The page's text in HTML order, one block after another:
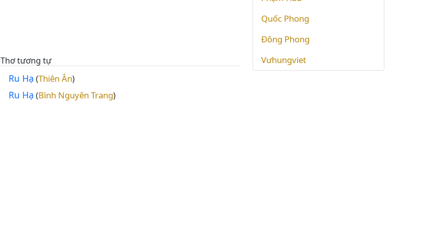
Thơ tương tự
Ru Hạ (Thiên Ân)
Ru Hạ (Bình Nguyên Trang)
Quốc Phong
Đông Phong
Vưhungviet